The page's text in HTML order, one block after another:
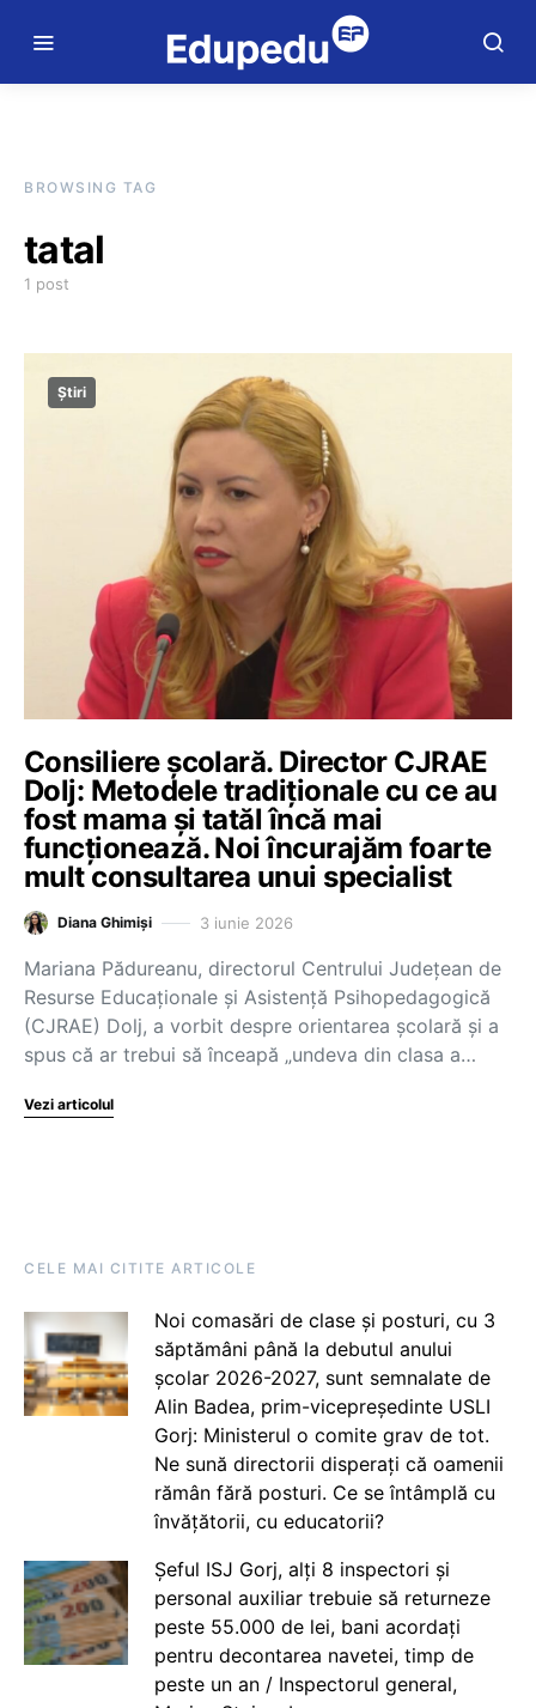
BROWSING TAG
tatal
1 post
Știri
Consiliere școlară. Director CJRAE
Dolj: Metodele tradiționale cu ce au
fost mama și tatăl încă mai
funcționează. Noi încurajăm foarte
mult consultarea unui specialist
Diana Ghimiși 3 iunie 2026
Mariana Pădureanu, directorul Centrului Județean de
Resurse Educaționale și Asistență Psihopedagogică
(CJRAE) Dolj, a vorbit despre orientarea școlară și a
spus că ar trebui să înceapă „undeva din clasa a…
Vezi articolul
CELE MAI CITITE ARTICOLE
Noi comasări de clase și posturi, cu 3
săptămâni până la debutul anului
școlar 2026-2027, sunt semnalate de
Alin Badea, prim-vicepreședinte USLI
Gorj: Ministerul o comite grav de tot.
Ne sună directorii disperați că oamenii
rămân fără posturi. Ce se întâmplă cu
învățătorii, cu educatorii?
Șeful ISJ Gorj, alți 8 inspectori și
personal auxiliar trebuie să returneze
peste 55.000 de lei, bani acordați
pentru decontarea navetei, timp de
peste un an / Inspectorul general,